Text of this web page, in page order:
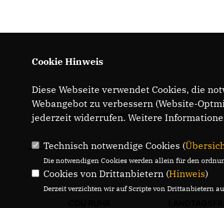
IMPRESSUM
Cookie Hinweis
Diese Webseite verwendet Cookies, die
Webangebot zu verbessern (Website-
jederzeit widerrufen. Weitere
Technisch notwendige Cookies (
Die notwendigen Cookies werden allein für den
Cookies von Drittanbietern (Hinweis)
Derzeit verzichten wir auf Scripte von Drittanbietern